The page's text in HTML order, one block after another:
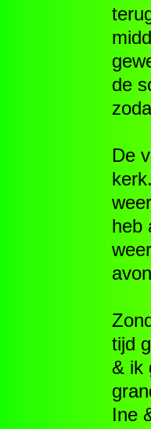
de
De
heb
tijd
& ik
Ine